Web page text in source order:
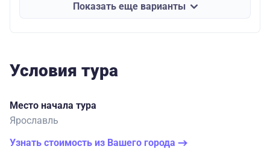
Показать еще варианты
Условия тура
Место начала тура
Ярославль
Узнать стоимость из Вашего города